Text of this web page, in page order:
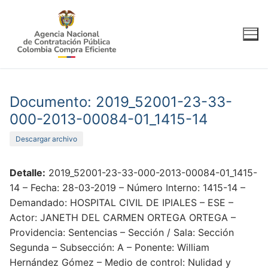
contenido
Documento: 2019_52001-23-33-
000-2013-00084-01_1415-14
Descargar archivo
Detalle: 2019_52001-23-33-000-2013-00084-01_1415-
14 – Fecha: 28-03-2019 – Número Interno: 1415-14 –
Demandado: HOSPITAL CIVIL DE IPIALES – ESE –
Actor: JANETH DEL CARMEN ORTEGA ORTEGA –
Providencia: Sentencias – Sección / Sala: Sección
Segunda – Subsección: A – Ponente: William
Hernández Gómez – Medio de control: Nulidad y